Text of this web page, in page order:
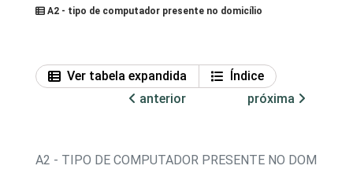
A2 - tipo de computador presente no domicílio
Ver tabela expandida
Índice
anterior
próxima
A2 - TIPO DE COMPUTADOR PRESENTE NO DOMICÍLIO